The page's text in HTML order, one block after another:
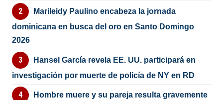
Marileidy Paulino encabeza la jornada
dominicana en busca del oro en Santo Domingo
2026
Hansel García revela EE. UU. participará en
investigación por muerte de policía de NY en RD
Hombre muere y su pareja resulta gravemente